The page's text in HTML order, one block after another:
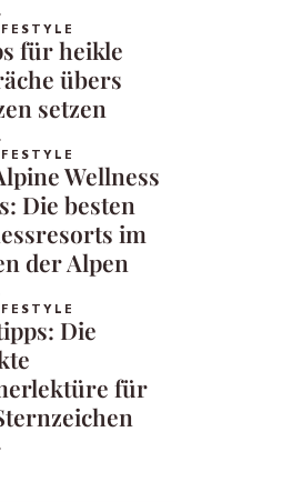
für heikle
übers
setzen
Wellness
Die besten
im
der Alpen
Die
für